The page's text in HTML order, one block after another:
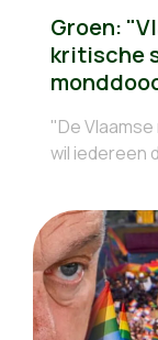
Groen:
kritische
"De
wil iedereen